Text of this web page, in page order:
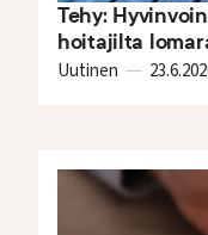
Tehy:
hoitajilta
Uutinen